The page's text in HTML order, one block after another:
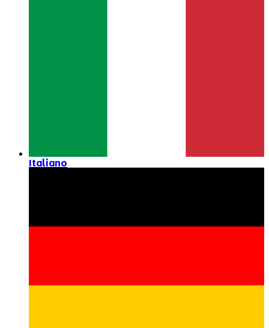
Italiano